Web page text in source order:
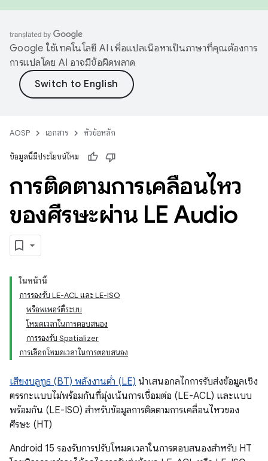
Google ใช้เทคโนโลยี AI เพื่อแปลเนื้อหาเป็นภาษาที่คุณต้องการ
การแปลโดย AI อาจมีข้อผิดพลาด
AOSP เอกสาร หัวข้อหลัก
ข้อมูลนี้มีประโยชน์ไหม
การติดตามการเคลื่อนไหว
ของศีรษะผ่าน LE Audio
ในหน้านี้
การรองรับ LE-ACL และ LE-ISO
พร็อพเพอร์ตี้ระบบ
โหมดเวลาในการตอบสนอง
การรองรับ Spatializer
การเลือกโหมดเวลาในการตอบสนอง
เสียงบลูทูธ (BT) พลังงานต่ำ (LE) นำเสนอกลไกการรับส่งข้อมูลเชิง
ตรรกะแบบไม่พร้อมกันที่มุ่งเน้นการเชื่อมต่อ (LE-ACL) และแบบ
พร้อมกัน (LE-ISO) สำหรับข้อมูลการติดตามการเคลื่อนไหวของ
ศีรษะ (HT)
Android 15 รองรับการปรับโหมดเวลาในการตอบสนองสำหรับ HT